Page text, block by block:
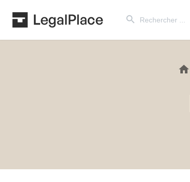
for: